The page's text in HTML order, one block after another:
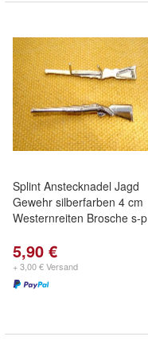
Splint Anstecknadel Jagd
Gewehr silberfarben 4 cm
Westernreiten Brosche s-p
5,90 €
+ 3,00 € Versand